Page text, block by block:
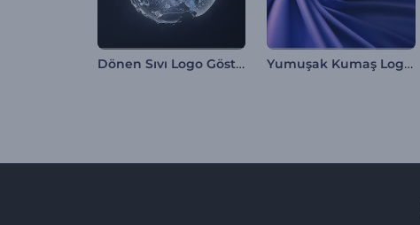
Dönen Sıvı Logo Gösterimi Yumuşak Kumaş Logo Gösterimi